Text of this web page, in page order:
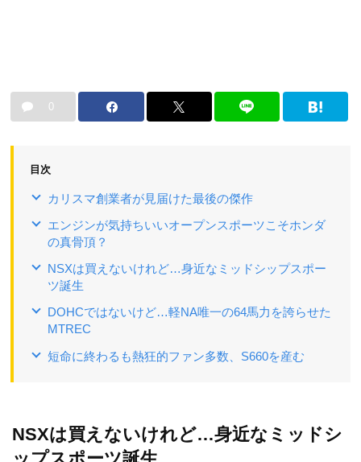
0
目次
カリスマ創業者が見届けた最後の傑作
エンジンが気持ちいいオープンスポーツこそホンダ
の真骨頂？
NSXは買えないけれど…身近なミッドシップスポー
ツ誕生
DOHCではないけど…軽NA唯一の64馬力を誇らせた
MTREC
短命に終わるも熱狂的ファン多数、S660を産む
NSXは買えないけれど…身近なミッドシ